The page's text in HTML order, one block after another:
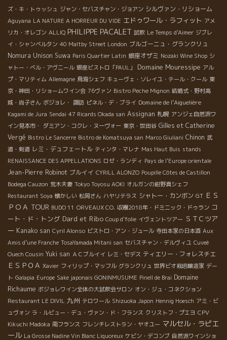
ズ・キ・トゥッシュ ジャン・セバスチャン・ジョアン シルヴァン・リショーム
Aguyana LA NATURE A HORREUR DU VIDE エドゥワール・ラフィット アメ
リカ・オレゴン ALLIQ PHILIPPE PACALET 試飲 Le Temps d'Aimer ジブレ
イ・シャンベルタン 40 Maltby Street London ブルゴーニュ・グランクリュ
Nomura Unison Suwa Paris Quartier Latin 銀座オザミ Nozaki Wine Shop シ
ャトー・ベル・アヴニール 銀座ビストロ「PAUL」 Domaine Mouressipe アル
プ・マリティム Allemagne 鳥海シェフ キューヴェ・ソレイユ・テール・クール 東
京・神田・リショームワイン会 76ヴァン Bistro Peche Mignon 結婚式・野村高
城・尚子さん ボジョレ・ 諏訪 ピネル・デ・ブライ Domaine de l’Aiguelière
Kagami de Jura Sendai 47 Ricards Okada san Assignan 札幌 アンジェ自然派ワ
イン見本市・ ダミアン・コクレ・ヌーヴォー 東京・世田谷 Gilles et Catherine
Vergé Bistro Le Sancerre Bistro de Komatsuya san Marco Giuliani Chinon 武
道・剣道 レミ・デュフェートル ティンタ・マレナ Mas Haut Buis stands
RENAISSANCE DES APPELLATIONS ロゼ・ランディ Pays de l'Europe orientale
Jean-Pierre Robinot ブルイイ CYRILL ALONZO Poupille Côtes de Castillon
Bodega Cauzon 荒木夫妻 Tokyo Toyosu AOKI オルガンの紺野真シェフ
Restaurant Soya 懐かしい 松岡さん ハヤリテラス シャトー・カンボン GT ＥＳ
ＰＯＡ TOUR BUDO 11 ORVEAUX CO. 収穫2018年・ドミニック・ドゥラン コ
ート・ド・トング Dard et Ribo Coup d'folie イヴェントツアー ＳＴＣツア
ー Kanako san Cyril Alonso ビストロ・アン・ジュール 寺田本家の日本酒 Aux
Amis d’une Franche TosaYamada Mitani san セバスチャン・デルヴィユ Cuveé
Ouech Cousin Yuki san ＡＣブルイイ レミ・セデス ティエリー・フォレスチエ
ＥＳＰＯＡ Xavier フィリップ・マッフル グランクリュ 世界ビオ栽培醸造家 デー
ト Galapia Europe Sake japonais GONINMUSUME Pinell de Brai Domaine
Richaume ボジョレワイン全体の大試飲会サロン オン・ジュ・コネクション
Restaurant LE DIVIL 九州 テロワール Shizuoka Japon Hennig Hoesch アミ・ビ
ュヴォン ラ・ルビュー・デュ・ヴァン・ド・フランス クリストフ・プエヨ CPV
Kikuchi Madoka 南フランス フレンチレストラン・ヤオユー マルセル・ラピエ
ール La Grosse Nadine Vin Blanc Liquoreux ケビン・デコンブ 自然派ワインショ